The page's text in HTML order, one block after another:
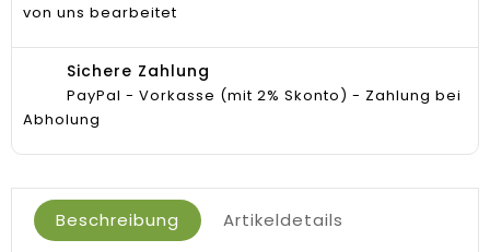
von uns bearbeitet
Sichere Zahlung
PayPal - Vorkasse (mit 2% Skonto) - Zahlung bei
Abholung
Beschreibung Artikeldetails